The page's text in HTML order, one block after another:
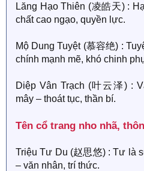
Lăng Hạo Thiên (凌皓天) :
chất cao ngạo, quyền lực.
Mộ Dung Tuyệt (慕容绝) :
chính mạnh mẽ, khó chinh
Diệp Vân Trạch (叶云泽) :
mây – thoát tục, thần bí.
Tên cổ trang nho nhã,
Triệu Tư Du (赵思悠) : Tư là
– văn nhân, trí thức.